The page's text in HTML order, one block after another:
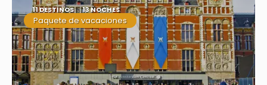
11 DESTINOS 13 NOCHES
Paquete de vacaciones